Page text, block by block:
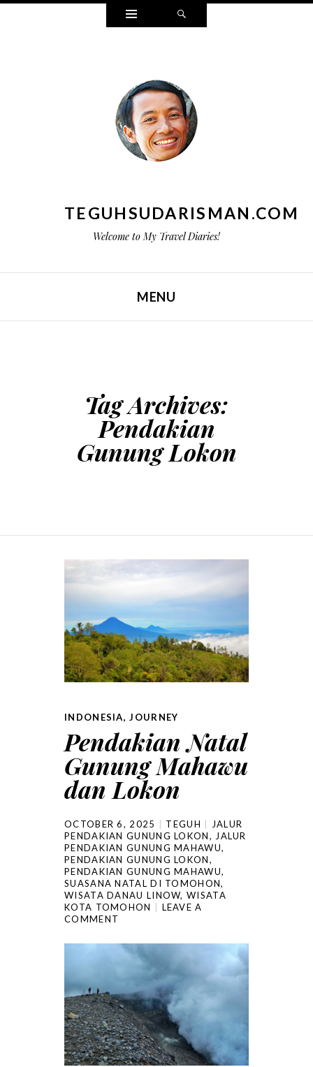
Widgets
TEGUHSUDARISMAN.COM
Welcome to My Travel Diaries!
MENU
Tag Archives:
Pendakian
Gunung Lokon
INDONESIA,JOURNEY
Pendakian Natal
Gunung Mahawu
dan Lokon
OCTOBER 6, 2025 TEGUH
JALUR
PENDAKIAN GUNUNG LOKON, JALUR
PENDAKIAN GUNUNG MAHAWU,
PENDAKIAN GUNUNG LOKON,
PENDAKIAN GUNUNG MAHAWU,
SUASANA NATAL DI TOMOHON,
WISATA DANAU LINOW,WISATA
KOTA TOMOHON
LEAVE A
COMMENT